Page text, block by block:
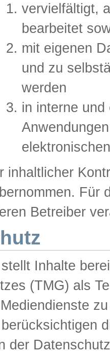
vervielfältigt,
bearbeitet
mit eigenen
und zu
werden
in interne
inhaltlicher
Für
Betreiber
Inhalte
(TMG) als
der